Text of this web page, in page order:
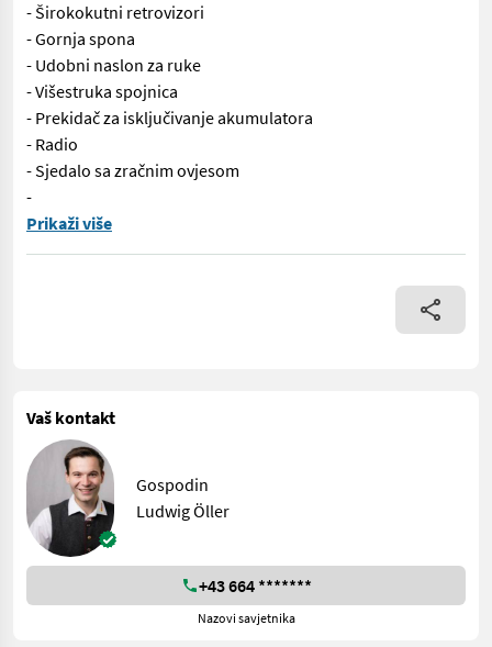
- Širokokutni retrovizori
- Gornja spona
- Udobni naslon za ruke
- Višestruka spojnica
- Prekidač za isključivanje akumulatora
- Radio
- Sjedalo sa zračnim ovjesom
-
Karakteristike: - Mammut prednji utovarivač (HLP 200) - 3
Prikaži više
Vaš kontakt
Gospodin
Ludwig Öller
+43 664 *******
Nazovi savjetnika